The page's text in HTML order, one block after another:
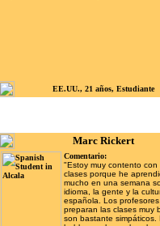
EE.UU., 21 años, Estudiante
Marc Rickert
Comentario:
"Estoy muy contento con
clases porque he
mucho en una semana
idioma, la gente y la
española. Los profesores
preparan las clases muy
son bastante simpáticos.